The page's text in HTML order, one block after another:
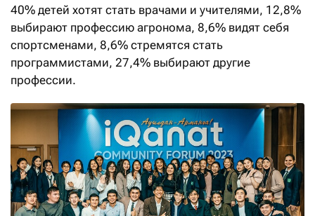
40% детей хотят стать врачами и учителями, 12,8%
выбирают профессию агронома, 8,6% видят себя
спортсменами, 8,6% стремятся стать
программистами, 27,4% выбирают другие
профессии.